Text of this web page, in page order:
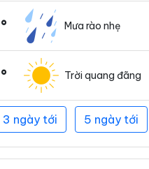
Mưa rào nhẹ
Trời quang đãng
3 ngày tới 5 ngày tới